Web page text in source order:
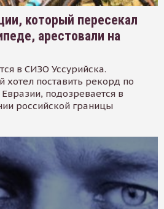
который пересекал
арестовали на
в СИЗО Уссурийска.
хотел поставить рекорд по
подозревается в
российской границы